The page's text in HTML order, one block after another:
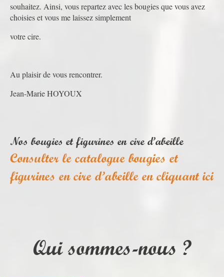
souhaitez. Ainsi, vous repartez avec les bougies que vous avez
choisies et vous me laissez simplement
votre cire.
Au plaisir de vous rencontrer.
Jean-Marie HOYOUX
Nos bougies et figurines en cire d’abeille
Consulter le catalogue bougies et
figurines en cire d’abeille en cliquant ici
Qui sommes-nous ?